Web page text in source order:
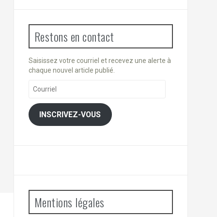
Restons en contact
Saisissez votre courriel et recevez une alerte à
chaque nouvel article publié.
Courriel
INSCRIVEZ-VOUS
Mentions légales